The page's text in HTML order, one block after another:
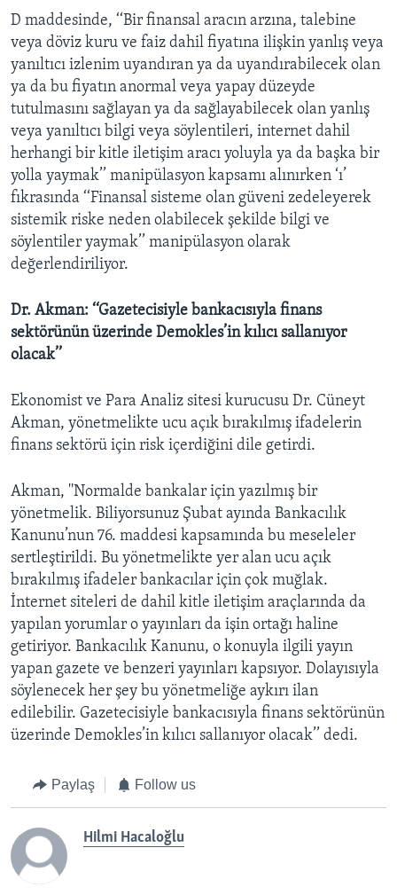
D maddesinde, ‘‘Bir finansal aracın arzına, talebine
veya döviz kuru ve faiz dahil fiyatına ilişkin yanlış veya
yanıltıcı izlenim uyandıran ya da uyandırabilecek olan
ya da bu fiyatın anormal veya yapay düzeyde
tutulmasını sağlayan ya da sağlayabilecek olan yanlış
veya yanıltıcı bilgi veya söylentileri, internet dahil
herhangi bir kitle iletişim aracı yoluyla ya da başka bir
yolla yaymak’’ manipülasyon kapsamı alınırken ‘ı’
fıkrasında ‘‘Finansal sisteme olan güveni zedeleyerek
sistemik riske neden olabilecek şekilde bilgi ve
söylentiler yaymak’’ manipülasyon olarak
değerlendiriliyor.
Dr. Akman: ‘‘Gazetecisiyle bankacısıyla finans
sektörünün üzerinde Demokles’in kılıcı sallanıyor
olacak’’
Ekonomist ve Para Analiz sitesi kurucusu Dr. Cüneyt
Akman, yönetmelikte ucu açık bırakılmış ifadelerin
finans sektörü için risk içerdiğini dile getirdi.
Akman, ''Normalde bankalar için yazılmış bir
yönetmelik. Biliyorsunuz Şubat ayında Bankacılık
Kanunu’nun 76. maddesi kapsamında bu meseleler
sertleştirildi. Bu yönetmelikte yer alan ucu açık
bırakılmış ifadeler bankacılar için çok muğlak.
İnternet siteleri de dahil kitle iletişim araçlarında da
yapılan yorumlar o yayınları da işin ortağı haline
getiriyor. Bankacılık Kanunu, o konuyla ilgili yayın
yapan gazete ve benzeri yayınları kapsıyor. Dolayısıyla
söylenecek her şey bu yönetmeliğe aykırı ilan
edilebilir. Gazetecisiyle bankacısıyla finans sektörünün
üzerinde Demokles’in kılıcı sallanıyor olacak’’ dedi.
Paylaş Follow us
Hilmi Hacaloğlu